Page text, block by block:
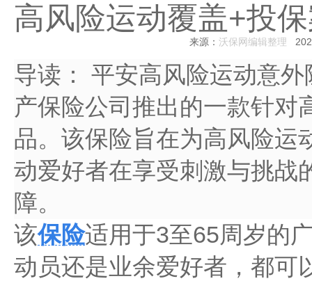
高风险运动覆盖+投
来源： 沃保网编辑整理
导读：
平安高风险运动意
产保险公司推出的一款针对
品。该保险旨在为高风险运
动爱好者在享受刺激与挑战
障。
该保险适用于3至65周岁的
动员还是业余爱好者，都可